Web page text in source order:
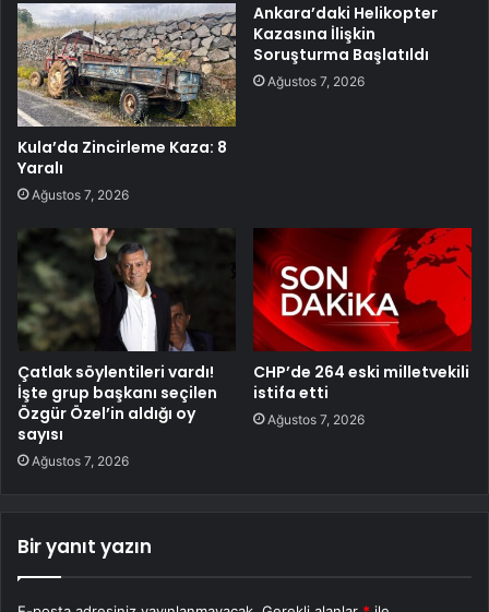
Kula’da Zincirleme Kaza: 8
Yaralı
Ağustos 7, 2026
Ankara’daki Helikopter
Kazasına İlişkin
Soruşturma Başlatıldı
Ağustos 7, 2026
Çatlak söylentileri vardı!
İşte grup başkanı seçilen
Özgür Özel’in aldığı oy
sayısı
Ağustos 7, 2026
CHP’de 264 eski milletvekili
istifa etti
Ağustos 7, 2026
Bir yanıt yazın